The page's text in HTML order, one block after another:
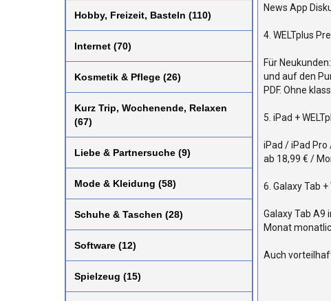
Hobby, Freizeit, Basteln (110)
Internet (70)
Kosmetik & Pflege (26)
Kurz Trip, Wochenende, Relaxen
(67)
Liebe & Partnersuche (9)
Mode & Kleidung (58)
Schuhe & Taschen (28)
Software (12)
Spielzeug (15)
News App
4. WELTplus
Für
und auf den
PDF. Ohne
5. iPad +
iPad / iPad Pro
ab 18,99 € /
6. Galaxy Tab
Galaxy Tab A9
Monat
Auch